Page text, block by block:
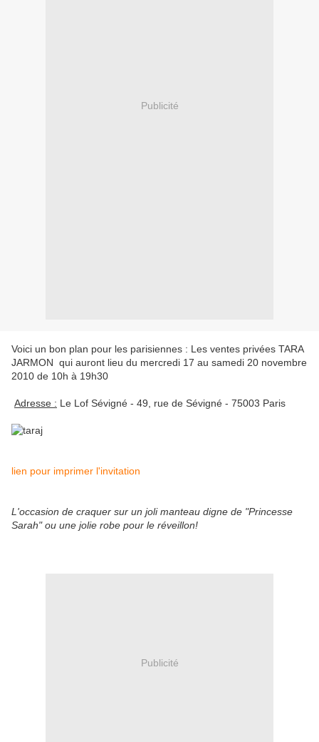
Publicité
Voici un bon plan pour les parisiennes : Les ventes privées TARA
JARMON qui auront lieu du mercredi 17 au samedi 20 novembre
2010 de 10h à 19h30
Adresse : Le Lof Sévigné - 49, rue de Sévigné - 75003 Paris
lien pour imprimer l'invitation
L'occasion de craquer sur un joli manteau digne de "Princesse
Sarah" ou une jolie robe pour le réveillon!
Publicité